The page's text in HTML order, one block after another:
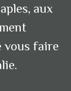
aux
vous faire